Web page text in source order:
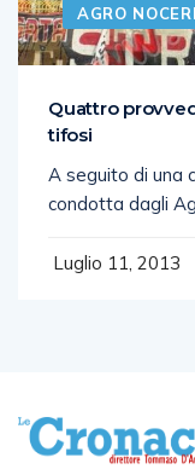
AGRO
Quattro
tifosi
A seguito di una
condotta dagli
Luglio 11, 2013